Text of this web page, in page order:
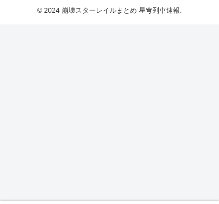
© 2024 崩壊スターレイルまとめ 星穹列車速報.